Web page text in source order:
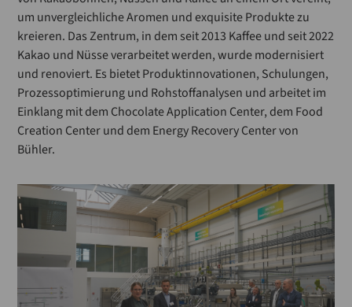
um unvergleichliche Aromen und exquisite Produkte zu
kreieren. Das Zentrum, in dem seit 2013 Kaffee und seit 2022
Kakao und Nüsse verarbeitet werden, wurde modernisiert
und renoviert. Es bietet Produktinnovationen, Schulungen,
Prozessoptimierung und Rohstoffanalysen und arbeitet im
Einklang mit dem Chocolate Application Center, dem Food
Creation Center und dem Energy Recovery Center von
Bühler.